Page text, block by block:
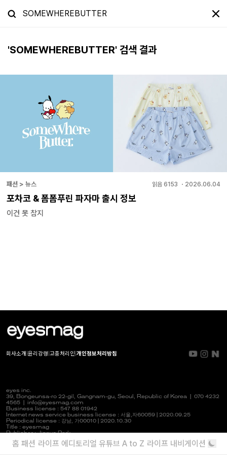
'SOMEWHEREBUTTER' 검색 결과
패션 > 뉴스 읽음 6153 ・ 2026.06.04
포차코 & 폼폼푸린 파자마 출시 정보
이건 못 참지
회사소개 윤리강령 고충처리인 개인정보처리방침
eyes inc.
39, Bongeunsa-ro 22-gil, Gangnam-gu, Seoul, Republic of Korea | 070 4232
4565
info@eyesmag.com
Business license : 547 88 01942
Internet news service business license : 서울,자60059 | 2020.09.25
Periodical license : 강남, 가00010 | 2020.10.30
Title : eyesmag
Publisher : Jinpyo Park
News manager & Editorial officer : Youlim Heo
홈 패션 라이프 에디토리얼 유튜브 A to Z 라이프 내비게이션